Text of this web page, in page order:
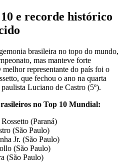
e recorde histórico
brasileira no topo do mundo,
mas manteve forte
representante do país foi o
que fechou o ano na quarta
Luciano de Castro (5º).
no Top 10 Mundial:
(Paraná)
(São Paulo)
Jr. (São Paulo)
(São Paulo)
(São Paulo)